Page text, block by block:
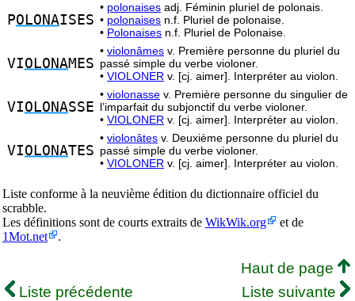
POLONAISES
• polonaises adj. Féminin pluriel de polonais.
• polonaises n.f. Pluriel de polonaise.
• Polonaises n.f. Pluriel de Polonaise.
VIOLONAMES
• violonâmes v. Première personne du pluriel du
passé simple du verbe violoner.
• VIOLONER v. [cj. aimer]. Interpréter au violon.
VIOLONASSE
• violonasse v. Première personne du singulier de
l’imparfait du subjonctif du verbe violoner.
• VIOLONER v. [cj. aimer]. Interpréter au violon.
VIOLONATES
• violonâtes v. Deuxième personne du pluriel du
passé simple du verbe violoner.
• VIOLONER v. [cj. aimer]. Interpréter au violon.
Liste conforme à la neuvième édition du dictionnaire officiel du
scrabble.
Les définitions sont de courts extraits de WikWik.org
et de
1Mot.net
.
Haut de page
Liste précédente
Liste suivante